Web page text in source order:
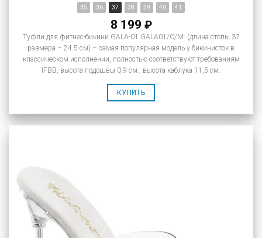
35 36 37 38 39 40 41
8 199 ₽
Туфли для фитнес-бикини GALA-01 GALA01/C/M (длина стопы 37
размера – 24.5 см) – самая популярная модель у бикинисток в
классическом исполнении, полностью соответствуют требованиям
IFBB, высота подошвы 0,9 см., высота каблука 11,5 см.
КУПИТЬ